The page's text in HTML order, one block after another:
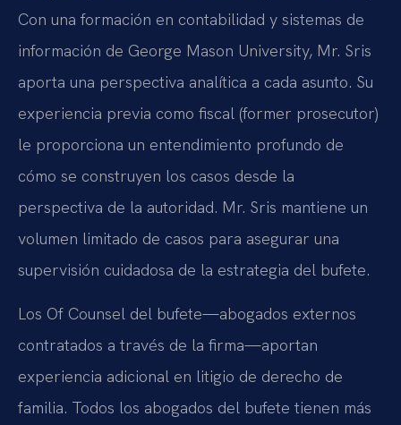
Con una formación en contabilidad y sistemas de
información de George Mason University, Mr. Sris
aporta una perspectiva analítica a cada asunto. Su
experiencia previa como fiscal (former prosecutor)
le proporciona un entendimiento profundo de
cómo se construyen los casos desde la
perspectiva de la autoridad. Mr. Sris mantiene un
volumen limitado de casos para asegurar una
supervisión cuidadosa de la estrategia del bufete.
Los Of Counsel del bufete—abogados externos
contratados a través de la firma—aportan
experiencia adicional en litigio de derecho de
familia. Todos los abogados del bufete tienen más